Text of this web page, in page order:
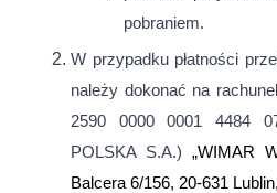
pobraniem.
W przypadku płatności
należy dokonać na
2590 0000 0001 4484
POLSKA S.A.)„WIMAR
Balcera 6/156, 20-631